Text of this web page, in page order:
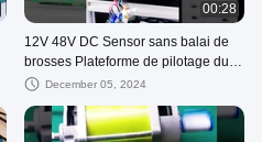
00:28
12V 48V DC Sensor sans balai de
brosses Plateforme de pilotage du
moteur Fonction de freinage
rapide
December 05, 2024